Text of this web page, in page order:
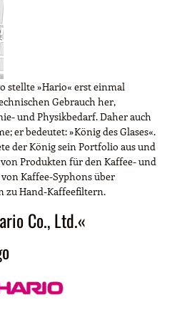
stellte »Hario« erst einmal
Gebrauch her,
und Physikbedarf. Daher auch
er bedeutet: »König des Glases«.
der König sein Portfolio aus und
Produkten für den Kaffee- und
Kaffee-Syphons über
zu Hand-Kaffeefiltern.
Co., Ltd.«